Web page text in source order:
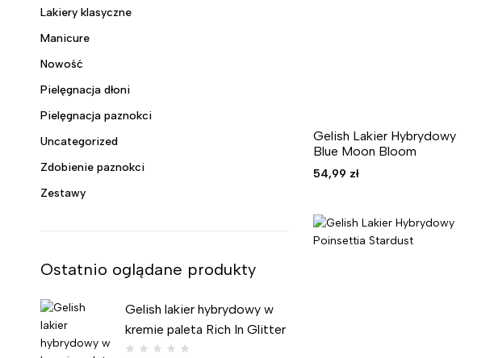
Gelish Lakier Hybrydowy
Blue Moon Bloom
54,99 zł
Lakiery klasyczne
Manicure
Nowość
Pielęgnacja dłoni
Pielęgnacja paznokci
Uncategorized
Zdobienie paznokci
Zestawy
Ostatnio oglądane produkty
Gelish lakier hybrydowy w
kremie paleta Rich In Glitter